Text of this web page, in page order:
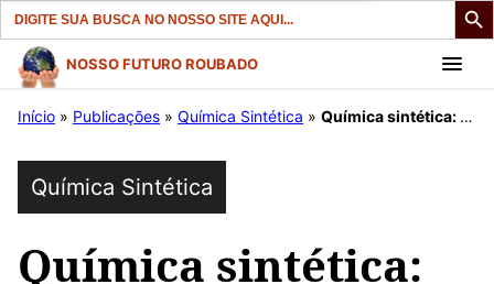
Search
for:
Pular
para
conteúdo
NOSSO FUTURO ROUBADO
Início » Publicações » Química Sintética » Química sintética: PFAS em frutos do mar do Maine levantam preocupações com a saúde
Química Sintética
Química sintética: